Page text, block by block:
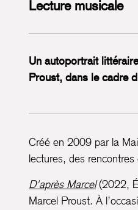
Lecture musicale
Un autoportrait
Proust, dans le cadre
Créé en 2009 par la
lectures, des
D'après Marcel(2022,
Marcel Proust. À